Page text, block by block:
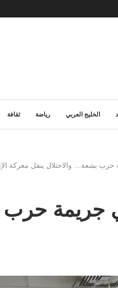
الخليج العربي رياضة ثقافة
بشعة… والاحتلال ينقل معركة
حرب